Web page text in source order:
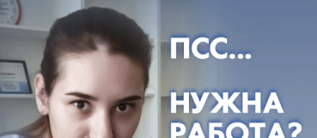
07.08.2026
Происшествия
Пьяный дончанин обстрелял скорую и
полицию — у него нашли гранаты и